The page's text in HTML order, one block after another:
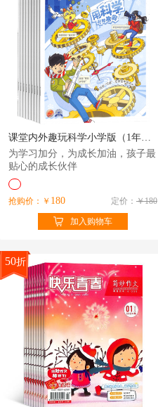
课堂内外趣玩科学小学版（1年共12期）（杂志订阅）
为学习加分，为成长加油，孩子最
贴心的成长伙伴
抢购价：￥ 180 定价： ￥180
加入购物车
50折